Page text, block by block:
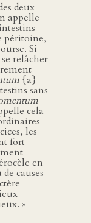
deux
appelle
péritoine,
Si
relâcher
{a}
sans
cela
les
fort
en
causes
»